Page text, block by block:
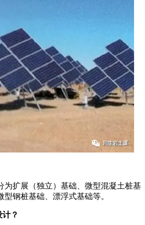
为扩展（独立）基础、微型混凝土桩基
钢桩基础、漂浮式基础等。
？